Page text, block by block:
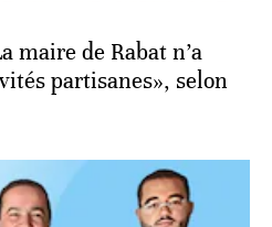
maire de Rabat n’a
partisanes», selon